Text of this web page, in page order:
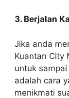
3. Berjalan
Jika anda
Kuantan City
untuk
adalah cara
menikmati